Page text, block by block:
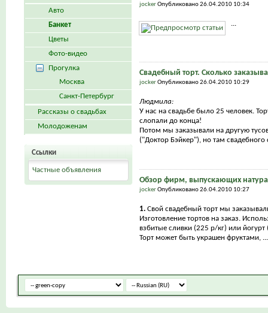
jockerОпубликовано 26.04.2010 10:34
...
Свадебный торт. Сколько
jockerОпубликовано 26.04.2010 10:29
Людмила:
У нас на свадьбе было 25 человек.
слопали до конца!
Потом мы заказывали на другую
("Доктор Бэйкер"), но там свадебного
Обзор фирм, выпускающих
jockerОпубликовано 26.04.2010 10:27
1. Свой свадебный торт мы
Изготовление тортов на заказ.
взбитые сливки (225 р/кг) или йогурт
Торт может быть украшен фруктами, ...
Авто
Банкет
Цветы
Фото-видео
Прогулка
Москва
Санкт-Петербург
Рассказы о свадьбах
Молодоженам
Ссылки
Частные объявления